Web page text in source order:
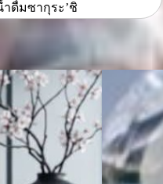
ำดื่มซากุระ’ชิ